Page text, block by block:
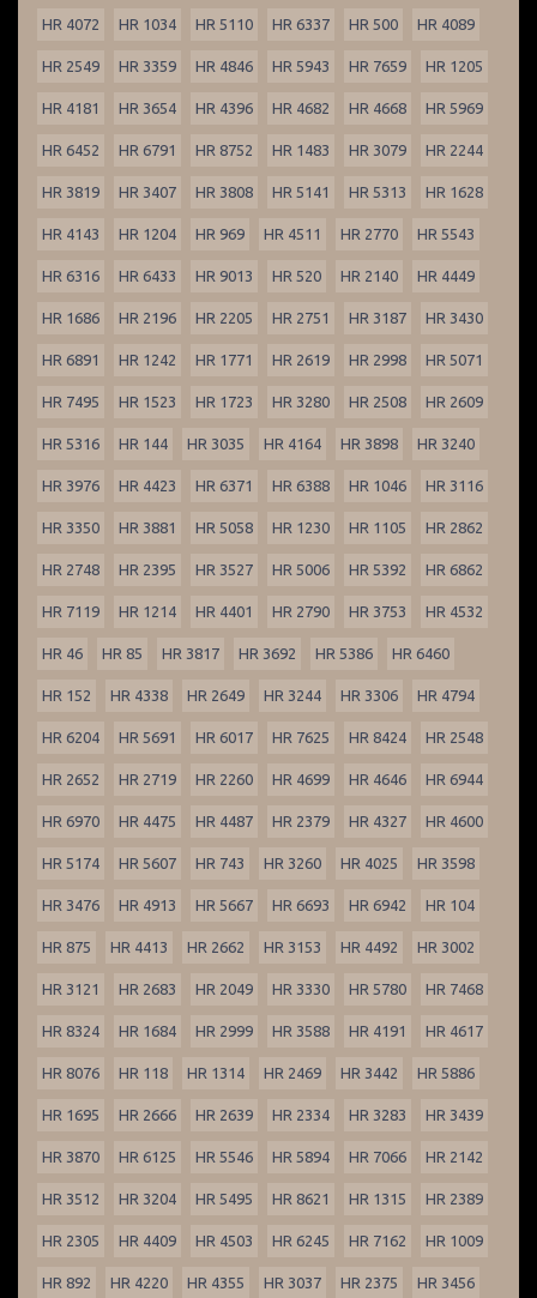
HR 4072 HR 1034 HR 5110 HR 6337 HR 500 HR 4089
HR 2549 HR 3359 HR 4846 HR 5943 HR 7659 HR 1205
HR 4181 HR 3654 HR 4396 HR 4682 HR 4668 HR 5969
HR 6452 HR 6791 HR 8752 HR 1483 HR 3079 HR 2244
HR 3819 HR 3407 HR 3808 HR 5141 HR 5313 HR 1628
HR 4143 HR 1204 HR 969 HR 4511 HR 2770 HR 5543
HR 6316 HR 6433 HR 9013 HR 520 HR 2140 HR 4449
HR 1686 HR 2196 HR 2205 HR 2751 HR 3187 HR 3430
HR 6891 HR 1242 HR 1771 HR 2619 HR 2998 HR 5071
HR 7495 HR 1523 HR 1723 HR 3280 HR 2508 HR 2609
HR 5316 HR 144 HR 3035 HR 4164 HR 3898 HR 3240
HR 3976 HR 4423 HR 6371 HR 6388 HR 1046 HR 3116
HR 3350 HR 3881 HR 5058 HR 1230 HR 1105 HR 2862
HR 2748 HR 2395 HR 3527 HR 5006 HR 5392 HR 6862
HR 7119 HR 1214 HR 4401 HR 2790 HR 3753 HR 4532
HR 46 HR 85 HR 3817 HR 3692 HR 5386 HR 6460
HR 152 HR 4338 HR 2649 HR 3244 HR 3306 HR 4794
HR 6204 HR 5691 HR 6017 HR 7625 HR 8424 HR 2548
HR 2652 HR 2719 HR 2260 HR 4699 HR 4646 HR 6944
HR 6970 HR 4475 HR 4487 HR 2379 HR 4327 HR 4600
HR 5174 HR 5607 HR 743 HR 3260 HR 4025 HR 3598
HR 3476 HR 4913 HR 5667 HR 6693 HR 6942 HR 104
HR 875 HR 4413 HR 2662 HR 3153 HR 4492 HR 3002
HR 3121 HR 2683 HR 2049 HR 3330 HR 5780 HR 7468
HR 8324 HR 1684 HR 2999 HR 3588 HR 4191 HR 4617
HR 8076 HR 118 HR 1314 HR 2469 HR 3442 HR 5886
HR 1695 HR 2666 HR 2639 HR 2334 HR 3283 HR 3439
HR 3870 HR 6125 HR 5546 HR 5894 HR 7066 HR 2142
HR 3512 HR 3204 HR 5495 HR 8621 HR 1315 HR 2389
HR 2305 HR 4409 HR 4503 HR 6245 HR 7162 HR 1009
HR 892 HR 4220 HR 4355 HR 3037 HR 2375 HR 3456